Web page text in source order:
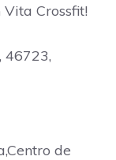
Crossfit!
46723,
de